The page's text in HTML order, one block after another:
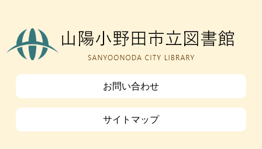
お問い合わせ
サイトマップ